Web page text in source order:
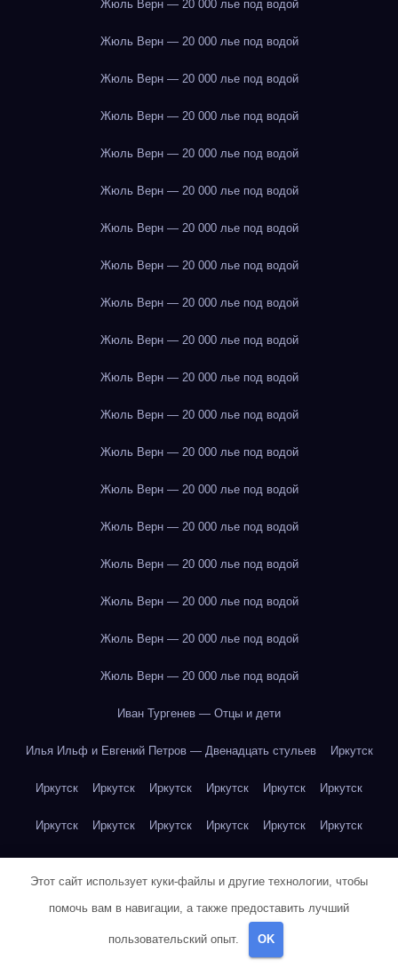
Жюль Верн — 20 000 лье под водой
Жюль Верн — 20 000 лье под водой
Жюль Верн — 20 000 лье под водой
Жюль Верн — 20 000 лье под водой
Жюль Верн — 20 000 лье под водой
Жюль Верн — 20 000 лье под водой
Жюль Верн — 20 000 лье под водой
Жюль Верн — 20 000 лье под водой
Жюль Верн — 20 000 лье под водой
Жюль Верн — 20 000 лье под водой
Жюль Верн — 20 000 лье под водой
Жюль Верн — 20 000 лье под водой
Жюль Верн — 20 000 лье под водой
Жюль Верн — 20 000 лье под водой
Жюль Верн — 20 000 лье под водой
Жюль Верн — 20 000 лье под водой
Жюль Верн — 20 000 лье под водой
Жюль Верн — 20 000 лье под водой
Жюль Верн — 20 000 лье под водой
Иван Тургенев — Отцы и дети
Илья Ильф и Евгений Петров — Двенадцать стульев Иркутск
Иркутск Иркутск Иркутск Иркутск Иркутск Иркутск
Иркутск Иркутск Иркутск Иркутск Иркутск Иркутск
Йогурт
Йогурт Йогурт Йогурт Йогурт
Этот сайт использует куки-файлы и другие технологии, чтобы
помочь вам в навигации, а также предоставить лучший
пользовательский опыт. OK